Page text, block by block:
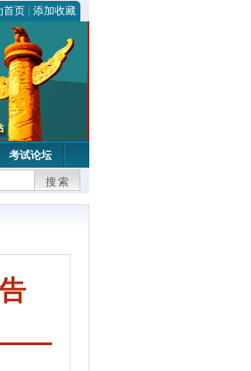
首页 添加收藏
考试论坛
搜索